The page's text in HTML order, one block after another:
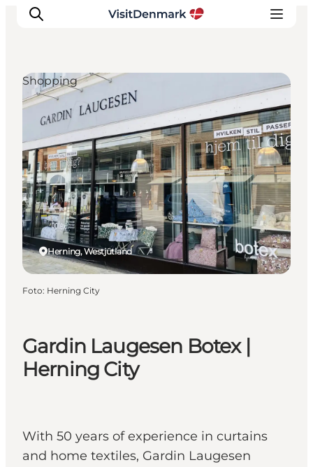
Inspiration
Regionen
Erlebnisse
Unterkünfte
Reiseplanung
Gardin Laugesen Botex |
Herning City
With 50 years of experience in curtains
and home textiles, Gardin Laugesen
Herning, Westjütland
Shopping
Foto: Herning City